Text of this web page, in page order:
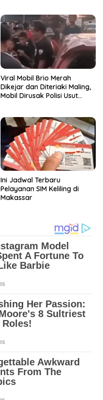
Viral Mobil Brio Merah
Dikejar dan Diteriaki Maling,
Mobil Dirusak Polisi Usut
Ini Jadwal Terbaru
Pelayanan SIM Keliling di
Makassar